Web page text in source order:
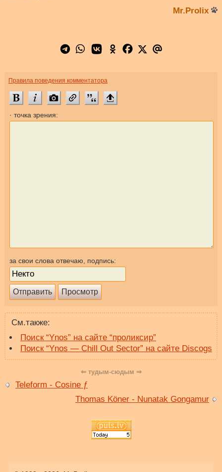
Mr.Prolix
Правила поведения комментатора
· точка зрения:
за свои слова отвечаю, подпись:
См.также:
Поиск “Ynos” на сайте “проликсир”
Поиск “Ynos — Chill Out Sector” на сайте Discogs
⇐ тудым-сюдым ⇒
Teleform - Cosine ƒ
Thomas Köner - Nunatak Gongamur